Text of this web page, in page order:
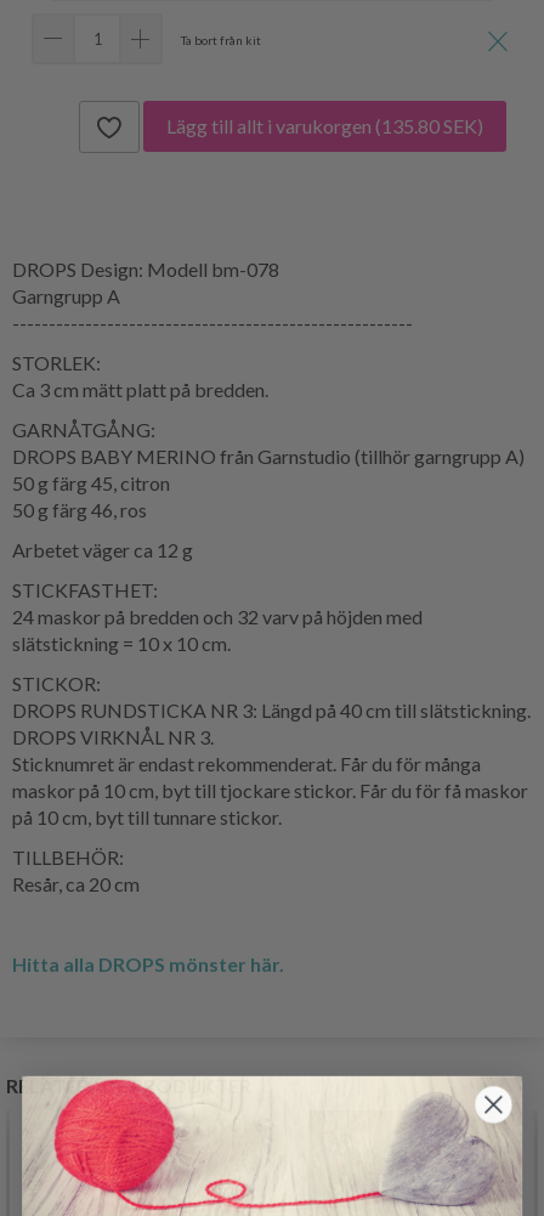
Ta bort från kit
Lägg till allt i varukorgen (135.80 SEK)
DROPS Design: Modell bm-078
Garngrupp A
-------------------------------------------------------
STORLEK:
Ca 3 cm mätt platt på bredden.
GARNÅTGÅNG:
DROPS BABY MERINO från Garnstudio (tillhör garngrupp A)
50 g färg 45, citron
50 g färg 46, ros
Arbetet väger ca 12 g
STICKFASTHET:
24 maskor på bredden och 32 varv på höjden med
slätstickning = 10 x 10 cm.
STICKOR:
DROPS RUNDSTICKA NR 3: Längd på 40 cm till slätstickning.
DROPS VIRKNÅL NR 3.
Sticknumret är endast rekommenderat. Får du för många
maskor på 10 cm, byt till tjockare stickor. Får du för få maskor
på 10 cm, byt till tunnare stickor.
TILLBEHÖR:
Resår, ca 20 cm
Hitta alla DROPS mönster här.
RELATERADE PRODUKTER